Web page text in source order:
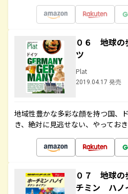
０６ 地球
ツ
Plat
2019.04.17 発売
地域性豊かな多彩な顔を持つ国、
き、絶対に見逃せない、やってお
０７ 地球
チミン ハ